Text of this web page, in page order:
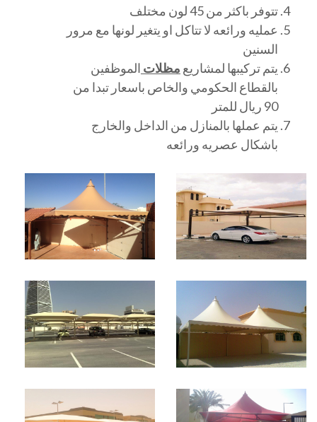
تتوفر باكثر من 45 لون مختلف
عمليه ورائعه لا تتاكل او يتغير لونها مع مرور
السنين
يتم تركيبها لمشاريع مظلات الموظفين
بالقطاع الحكومي والخاص باسعار تبدا من
90 ريال للمتر
يتم عملها بالمنازل من الداخل والخارج
باشكال عصريه ورائعه